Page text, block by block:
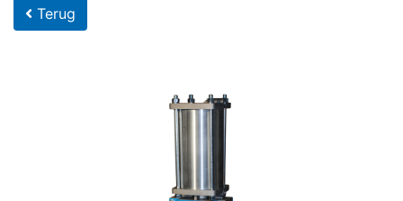
Terug